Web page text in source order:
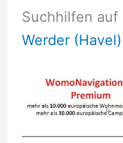
Suchhilfen auf
Werder (Havel)